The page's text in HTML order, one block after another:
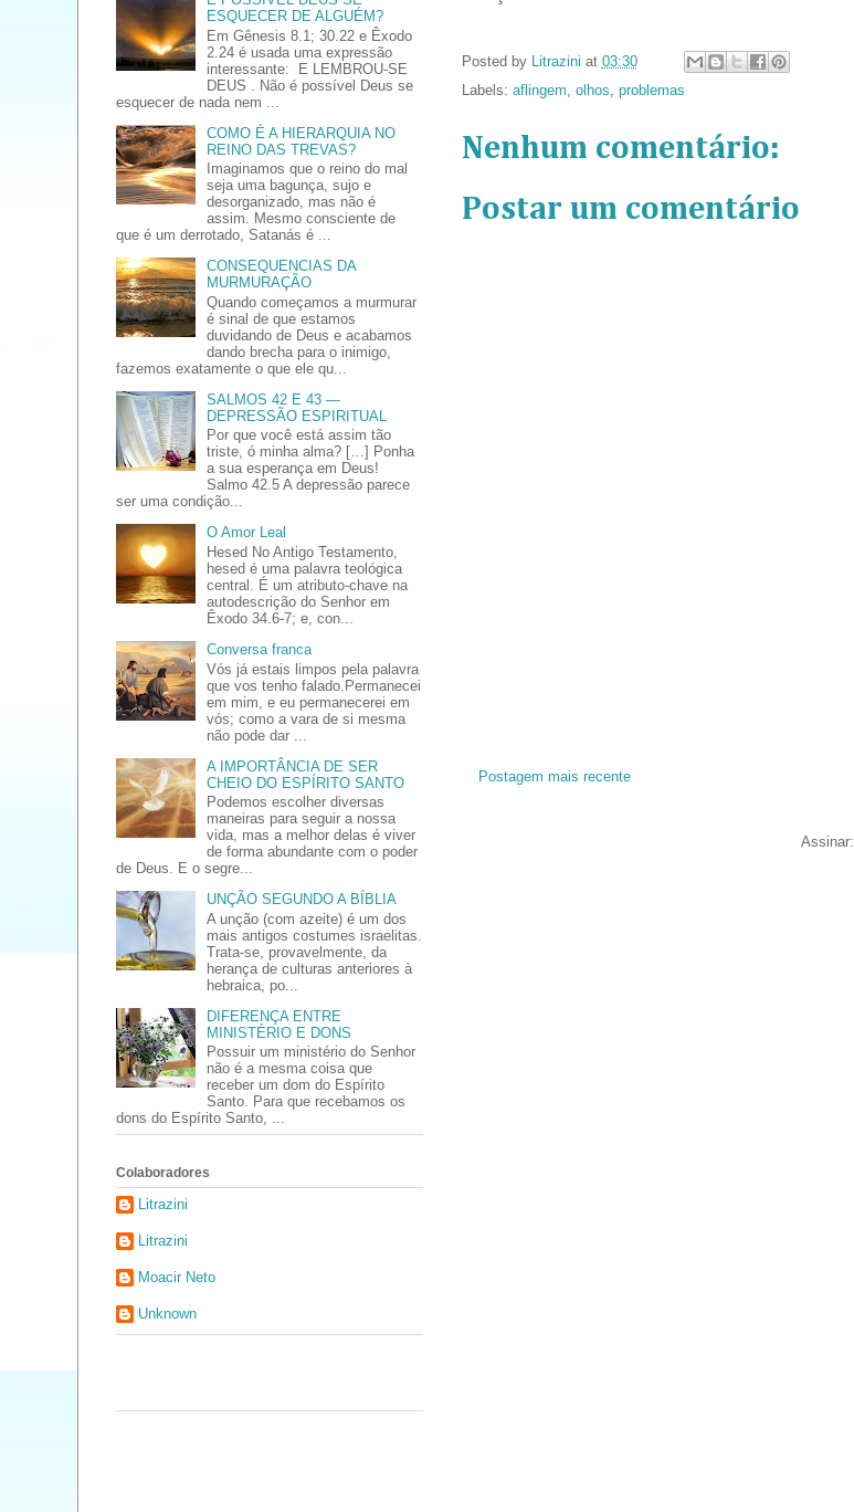
Posted by Litrazini at 03:30
Labels: aflingem, olhos, problemas
Nenhum comentário:
Postar um comentário
Postagem mais recente
Assinar:
ESQUECER DE ALGUÉM?
Em Gênesis 8.1; 30.22 e Êxodo
2.24 é usada uma expressão
interessante: E LEMBROU-SE
DEUS . Não é possível Deus se
esquecer de nada nem ...
COMO É A HIERARQUIA NO
REINO DAS TREVAS?
Imaginamos que o reino do mal
seja uma bagunça, sujo e
desorganizado, mas não é
assim. Mesmo consciente de
que é um derrotado, Satanás é ...
CONSEQUENCIAS DA
MURMURAÇÃO
Quando começamos a murmurar
é sinal de que estamos
duvidando de Deus e acabamos
dando brecha para o inimigo,
fazemos exatamente o que ele qu...
SALMOS 42 E 43 —
DEPRESSÃO ESPIRITUAL
Por que você está assim tão
triste, ó minha alma? […] Ponha
a sua esperança em Deus!
Salmo 42.5 A depressão parece
ser uma condição...
O Amor Leal
Hesed No Antigo Testamento,
hesed é uma palavra teológica
central. É um atributo-chave na
autodescrição do Senhor em
Êxodo 34.6-7; e, con...
Conversa franca
Vós já estais limpos pela palavra
que vos tenho falado.Permanecei
em mim, e eu permanecerei em
vós; como a vara de si mesma
não pode dar ...
A IMPORTÂNCIA DE SER
CHEIO DO ESPÍRITO SANTO
Podemos escolher diversas
maneiras para seguir a nossa
vida, mas a melhor delas é viver
de forma abundante com o poder
de Deus. E o segre...
UNÇÃO SEGUNDO A BÍBLIA
A unção (com azeite) é um dos
mais antigos costumes israelitas.
Trata-se, provavelmente, da
herança de culturas anteriores à
hebraica, po...
DIFERENÇA ENTRE
MINISTÉRIO E DONS
Possuir um ministério do Senhor
não é a mesma coisa que
receber um dom do Espírito
Santo. Para que recebamos os
dons do Espírito Santo, ...
Colaboradores
Litrazini
Litrazini
Moacir Neto
Unknown